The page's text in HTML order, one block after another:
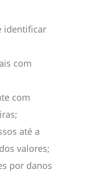
identificar
com
com
até a
valores;
por danos